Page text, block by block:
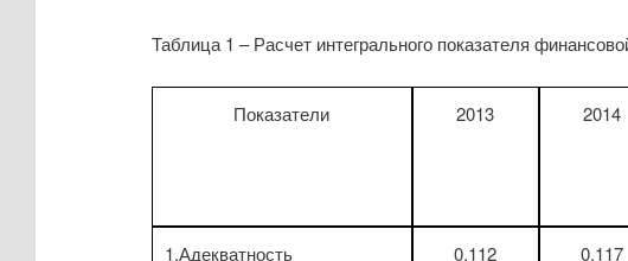
Таблица 1 – Расчет интегрального показателя
Показатели 2013 2014
1.Адекватность
0,112 0,117